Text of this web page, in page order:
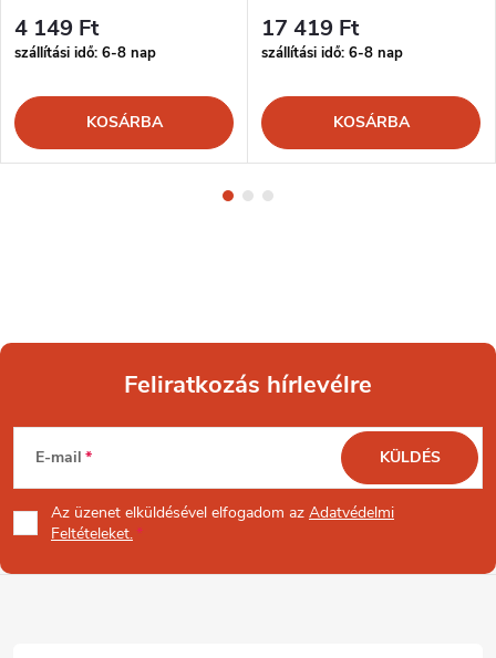
4 149 Ft
szállítási idő: 6-8 nap
KOSÁRBA
17 419 Ft
szállítási idő: 6-8 nap
KOSÁRBA
L
á
b
Feliratkozás hírlevélre
E-mail
Az üzenet elküldésével elfogadom az Adatvédelmi
Feltételeket.
KÜLDÉS